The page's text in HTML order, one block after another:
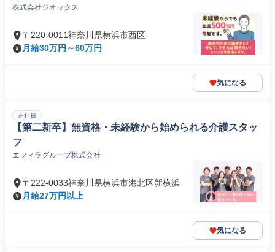
株式会社ジオックス
〒220-0011神奈川県横浜市西区
月給30万円～60万円
気になる
正社員
【第二新卒】無資格・未経験から始められる介護スタッ
フ
エフィラグループ株式会社
〒222-0033神奈川県横浜市港北区新横浜
月給27万円以上
気になる